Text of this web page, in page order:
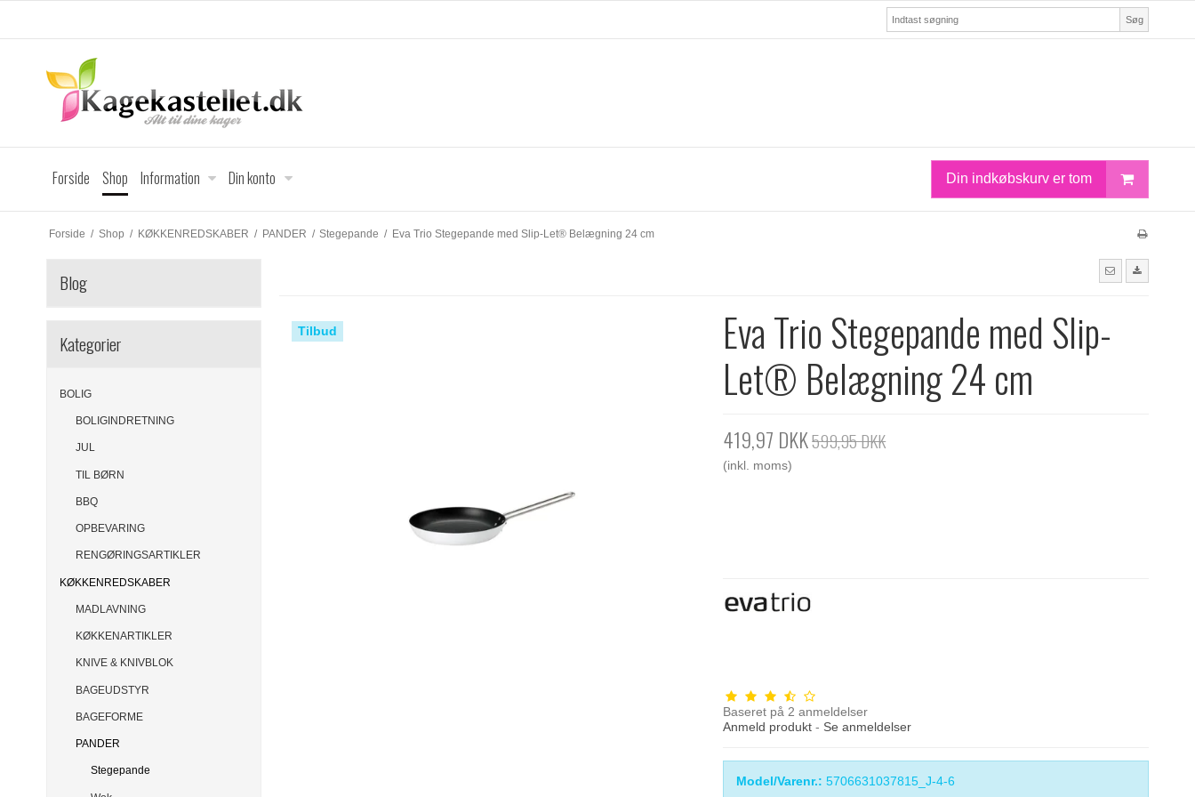
Søg
Forside Shop Information Din konto Din indkøbskurv er tom
Forside / Shop / KØKKENREDSKABER / PANDER / Stegepande / Eva Trio Stegepande med Slip-Let® Belægning 24 cm
Blog
Kategorier
BOLIG
BOLIGINDRETNING
JUL
TIL BØRN
BBQ
OPBEVARING
RENGØRINGSARTIKLER
KØKKENREDSKABER
MADLAVNING
KØKKENARTIKLER
KNIVE & KNIVBLOK
BAGEUDSTYR
BAGEFORME
PANDER
Stegepande
Tilbud
Eva Trio Stegepande med Slip-
Let® Belægning 24 cm
419,97 DKK599,95 DKK
(inkl. moms)
Baseret på 2 anmeldelser
Anmeld produkt - Se anmeldelser
Model/Varenr.: 5706631037815_J-4-6